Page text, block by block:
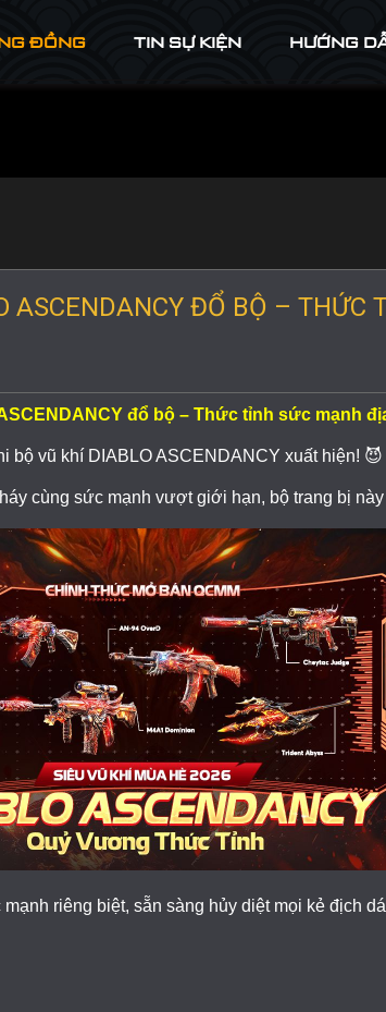
ĐỒNG TIN SỰ KIỆN HƯỚNG
ASCENDANCY ĐỔ BỘ – THỨC
đổ bộ – Thức tỉnh sức mạnh
vũ khí DIABLO ASCENDANCY xuất hiện!
cùng sức mạnh vượt giới hạn, bộ trang bị
riêng biệt, sẵn sàng hủy diệt mọi kẻ địch